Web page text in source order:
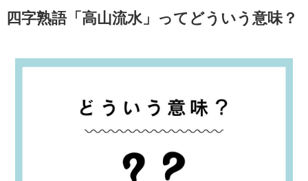
四字熟語「高山流水」ってどういう意味？